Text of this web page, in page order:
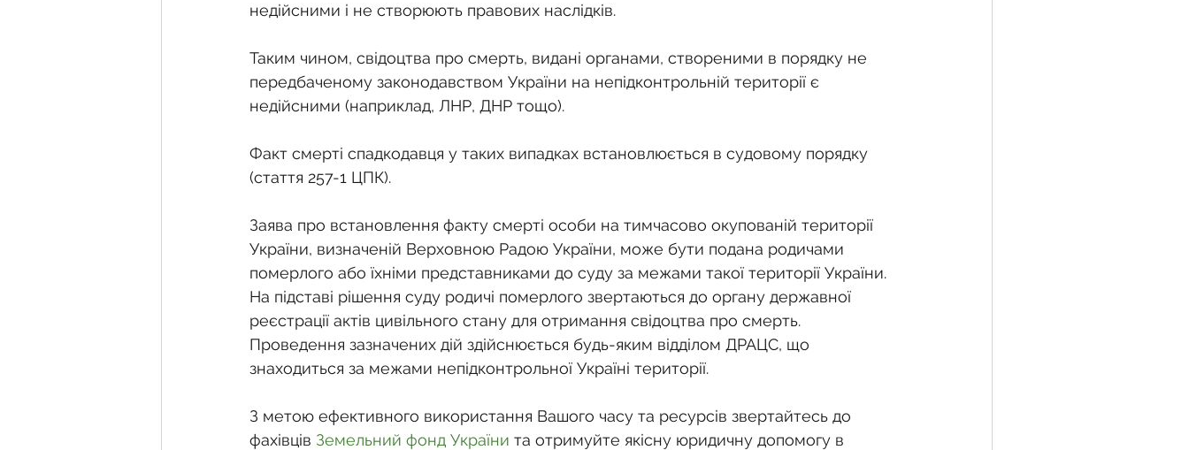
недійсними і не створюють правових наслідків.
Таким чином, свідоцтва про смерть, видані органами, створеними в порядку не
передбаченому законодавством України на непідконтрольній території є
недійсними (наприклад, ЛНР, ДНР тощо).
Факт смерті спадкодавця у таких випадках встановлюється в судовому порядку
(стаття 257-1 ЦПК).
Заява про встановлення факту смерті особи на тимчасово окупованій території
України, визначеній Верховною Радою України, може бути подана родичами
померлого або їхніми представниками до суду за межами такої території України.
На підставі рішення суду родичі померлого звертаються до органу державної
реєстрації актів цивільного стану для отримання свідоцтва про смерть.
Проведення зазначених дій здійснюється будь-яким відділом ДРАЦС, що
знаходиться за межами непідконтрольної Україні території.
З метою ефективного використання Вашого часу та ресурсів звертайтесь до
фахівців Земельний фонд України та отримуйте якісну юридичну допомогу в